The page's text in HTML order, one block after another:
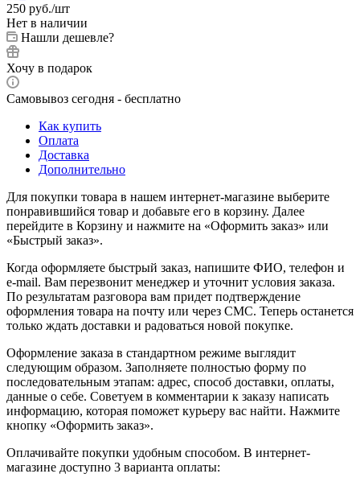
250 руб./шт
Нет в наличии
Нашли дешевле?
Хочу в подарок
Самовывоз сегодня - бесплатно
Как купить
Оплата
Доставка
Дополнительно
Для покупки товара в нашем интернет-магазине выберите
понравившийся товар и добавьте его в корзину. Далее
перейдите в Корзину и нажмите на «Оформить заказ» или
«Быстрый заказ».
Когда оформляете быстрый заказ, напишите ФИО, телефон и
e-mail. Вам перезвонит менеджер и уточнит условия заказа.
По результатам разговора вам придет подтверждение
оформления товара на почту или через СМС. Теперь останется
только ждать доставки и радоваться новой покупке.
Оформление заказа в стандартном режиме выглядит
следующим образом. Заполняете полностью форму по
последовательным этапам: адрес, способ доставки, оплаты,
данные о себе. Советуем в комментарии к заказу написать
информацию, которая поможет курьеру вас найти. Нажмите
кнопку «Оформить заказ».
Оплачивайте покупки удобным способом. В интернет-
магазине доступно 3 варианта оплаты: